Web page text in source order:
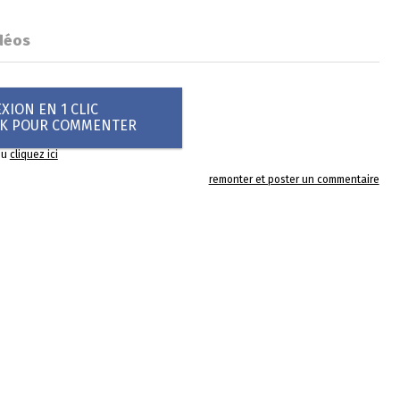
EN 1 CLIC
POUR COMMENTER
cliquez ici
remonter et poster un commentaire